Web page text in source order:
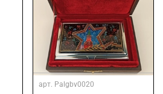
арт. Palgbv0020